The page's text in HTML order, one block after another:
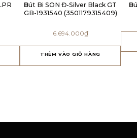
Bút Bi SON Đ-Silver Black GT
GB-1931540 (3501179315409)
6.694.000₫
THÊM VÀO GIỎ HÀNG
Bút Bi Parker Sonnet 2017